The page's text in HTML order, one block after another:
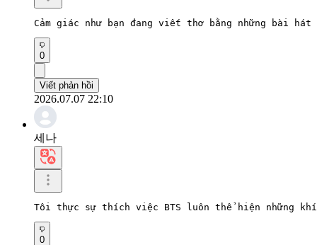
Cảm giác như bạn đang viết thơ bằng những bài
0
Viết phản hồi
2026.07.07 22:10
세나
Tôi thực sự thích việc BTS luôn thể hiện những
0